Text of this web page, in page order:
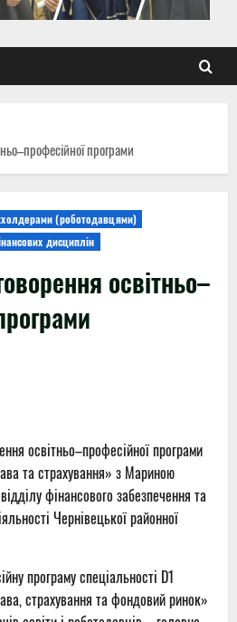
програми
(роботодавцями)
дисциплін
освітньо–
освітньо–професійної програми
та страхування» з Мариною
фінансового забезпечення та
Чернівецької районної
програму спеціальності D1
страхування та фондовий ринок»